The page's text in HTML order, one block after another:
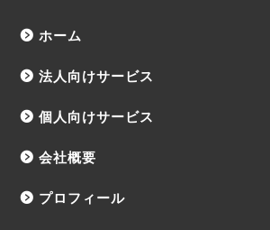
ホーム
法人向けサービス
個人向けサービス
会社概要
プロフィール